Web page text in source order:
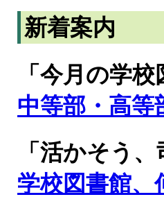
新着案内
「今月の学
中等部・高等
「活かそう
学校図書館